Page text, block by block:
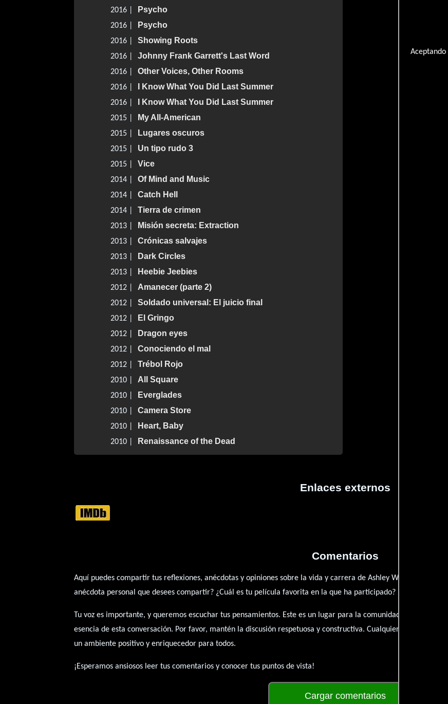
2016 | Psycho
2016 | Psycho
2016 | Showing Roots
2016 | Johnny Frank Garrett's Last Word
2016 | Other Voices, Other Rooms
2016 | I Know What You Did Last Summer
2016 | I Know What You Did Last Summer
2015 | My All-American
2015 | Lugares oscuros
2015 | Un tipo rudo 3
2015 | Vice
2014 | Of Mind and Music
2014 | Catch Hell
2014 | Tierra de crimen
2013 | Misión secreta: Extraction
2013 | Crónicas salvajes
2013 | Dark Circles
2013 | Heebie Jeebies
2012 | Amanecer (parte 2)
2012 | Soldado universal: El juicio final
2012 | El Gringo
2012 | Dragon eyes
2012 | Conociendo el mal
2012 | Trébol Rojo
2010 | All Square
2010 | Everglades
2010 | Camera Store
2010 | Heart, Baby
2010 | Renaissance of the Dead
Enlaces externos
Comentarios
Aquí puedes compartir tus reflexiones, anécdotas y opiniones sobre la vida y carrera de Ashley Walsh. ¿Qué te
anécdota personal que desees compartir? ¿Cuál es tu película favorita en la que ha participado?
Tu voz es importante, y queremos escuchar tus pensamientos. Este es un lugar para la comunidad de
esencia de esta conversación. Por favor, mantén la discusión respetuosa y constructiva. Cualquier forma de
un ambiente positivo y enriquecedor para todos.
¡Esperamos ansiosos leer tus comentarios y conocer tus puntos de vista!
Cargar comentarios